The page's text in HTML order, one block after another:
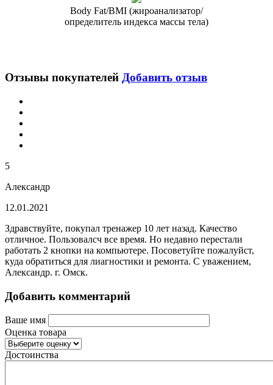
Body Fat/BMI (жироанализатор/
определитель индекса массы тела)
Отзывы покупателей Добавить отзыв
5
Александр
12.01.2021
Здравствуйте, покупал тренажер 10 лет назад. Качество
отличное. Пользовалсч все время. Но недавно перестали
работать 2 кнопки на компьютере. Посоветуйте пожалуйст,
куда обратиться для лиагностики и ремонта. С уважением,
Александр. г. Омск.
Добавить комментарий
Ваше имя
Оценка товара
Достоинства